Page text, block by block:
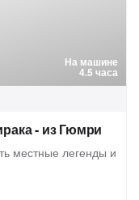
На машине
4.5 часа
- из Гюмри
местные легенды и